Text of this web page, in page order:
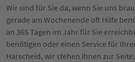
Wir sind für Sie da, wenn Sie uns
gerade am Wochenende oft Hilfe
an 365 Tagen im Jahr für Sie
benötigen oder einen Service für
Harscheid, wir stehen Ihnen zur Seite.